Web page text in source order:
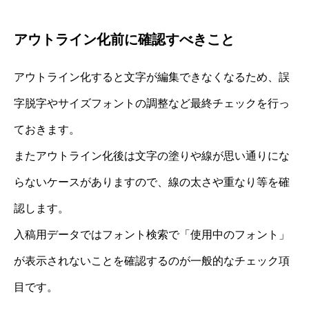
アウトライン化前に確認すべきこと
アウトライン化すると文字が編集できなくなるため、誤
字脱字やサイズフォントの調整など最終チェックを行っ
ておきます。
またアウトライン化後は文字の塗りや線が思い通りにな
らないケースがありますので、線の太さや重なり等を確
認します。
入稿用データではフォント検索で「使用中のフォント」
が表示されないことを確認するのが一般的なチェック項
目です。